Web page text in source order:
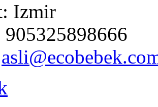
Izmir